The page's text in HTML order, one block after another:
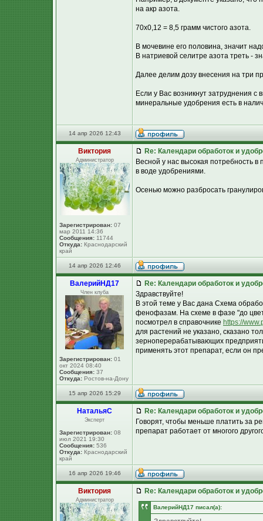
на акр азота.
70х0,12 = 8,5 грамм чистого азота.
В мочевине его половина, значит
В натриевой селитре азота треть -
Далее делим дозу внесения на три
Если у Вас возникнут затруднения
минеральные удобрения есть в
14 апр 2026 12:43
Виктория
Администратор
Зарегистрирован: 07
мар 2011 14:36
Сообщения: 11744
Откуда: Краснодарский
край
Re: Календари обработок и
Весной у нас высокая потребность
в воде удобрениями.
Осенью можно разбросать
14 апр 2026 12:46
ВалерийНД17
Член клуба
Зарегистрирован: 01
окт 2024 08:40
Сообщения: 37
Откуда: Ростов-на-Дону
Re: Календари обработок и
Здравствуйте!
В этой теме у Вас дана Схема
фенофазам. На схеме в фазе "до
посмотрел в справочнике https://
для растений не указано, сказано
зерноперерабатывающих
применять этот препарат, если он
15 апр 2026 15:29
НатальяС
Эксперт
Зарегистрирован: 08
июл 2021 19:30
Сообщения: 536
Откуда: Краснодарский
край
Re: Календари обработок и
Говорят, чтобы меньше платить за
препарат работает от многого
16 апр 2026 19:46
Виктория
Администратор
Re: Календари обработок и
ВалерийНД17 писал(а):